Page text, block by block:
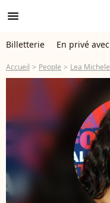
menu
Billetterie En privé avec
Accueil People Lea Michele